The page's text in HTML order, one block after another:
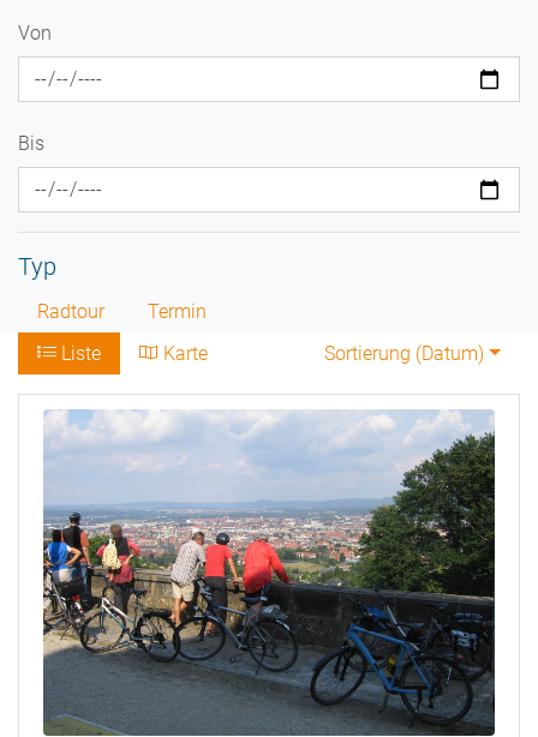
Von
Bis
Typ
Radtour
Termin
Liste
Karte Sortierung (Datum)